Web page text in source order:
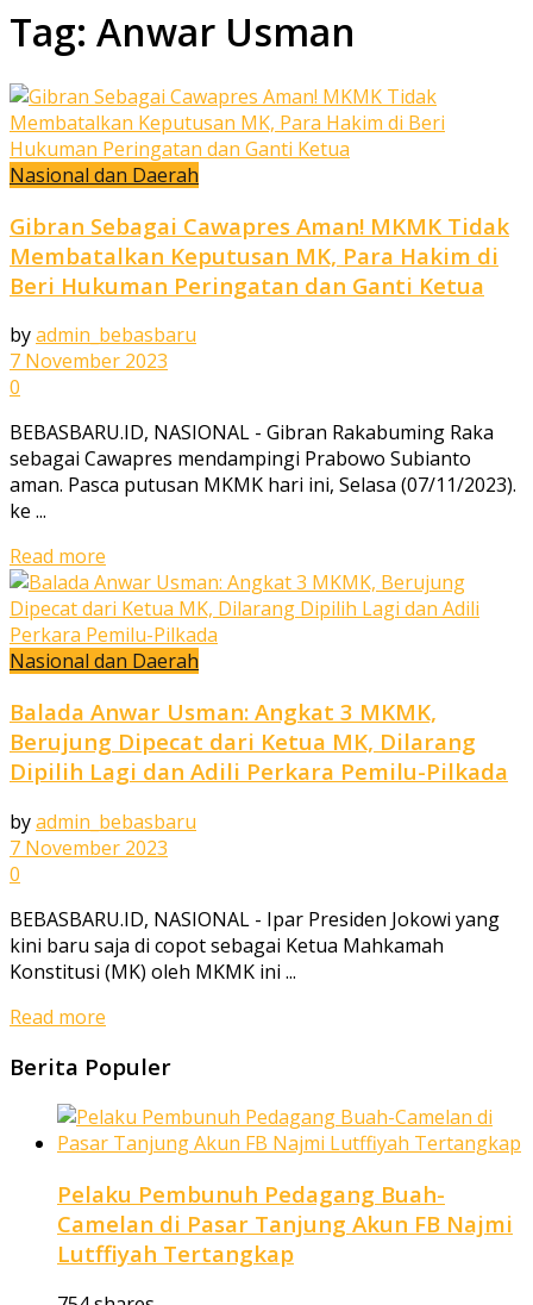
Tag: Anwar Usman
Nasional dan Daerah
Gibran Sebagai Cawapres Aman! MKMK Tidak
Membatalkan Keputusan MK, Para Hakim di
Beri Hukuman Peringatan dan Ganti Ketua
byadmin_bebasbaru
7 November 2023
0
BEBASBARU.ID, NASIONAL - Gibran Rakabuming Raka
sebagai Cawapres mendampingi Prabowo Subianto
aman. Pasca putusan MKMK hari ini, Selasa (07/11/2023).
ke ...
Read more
Nasional dan Daerah
Balada Anwar Usman: Angkat 3 MKMK,
Berujung Dipecat dari Ketua MK, Dilarang
Dipilih Lagi dan Adili Perkara Pemilu-Pilkada
byadmin_bebasbaru
7 November 2023
0
BEBASBARU.ID, NASIONAL - Ipar Presiden Jokowi yang
kini baru saja di copot sebagai Ketua Mahkamah
Konstitusi (MK) oleh MKMK ini ...
Read more
Berita Populer
Pelaku Pembunuh Pedagang Buah-
Camelan di Pasar Tanjung Akun FB Najmi
Lutffiyah Tertangkap